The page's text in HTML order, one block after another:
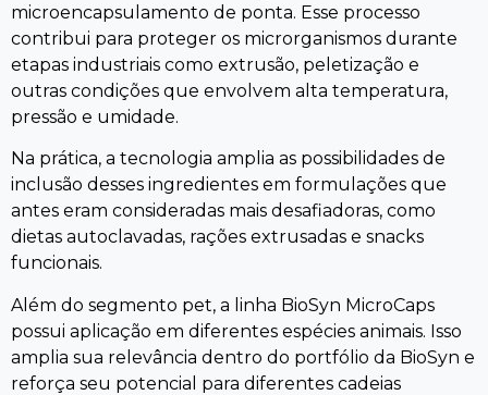
microencapsulamento de ponta. Esse processo
contribui para proteger os microrganismos durante
etapas industriais como extrusão, peletização e
outras condições que envolvem alta temperatura,
pressão e umidade.
Na prática, a tecnologia amplia as possibilidades de
inclusão desses ingredientes em formulações que
antes eram consideradas mais desafiadoras, como
dietas autoclavadas, rações extrusadas e snacks
funcionais.
Além do segmento pet, a linha BioSyn MicroCaps
possui aplicação em diferentes espécies animais. Isso
amplia sua relevância dentro do portfólio da BioSyn e
reforça seu potencial para diferentes cadeias